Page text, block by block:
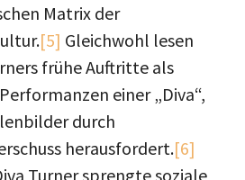
Matrix der
[5] Gleichwohl lesen
frühe Auftritte als
einer „Diva“,
durch
herausfordert.[6]
Turner sprengte soziale